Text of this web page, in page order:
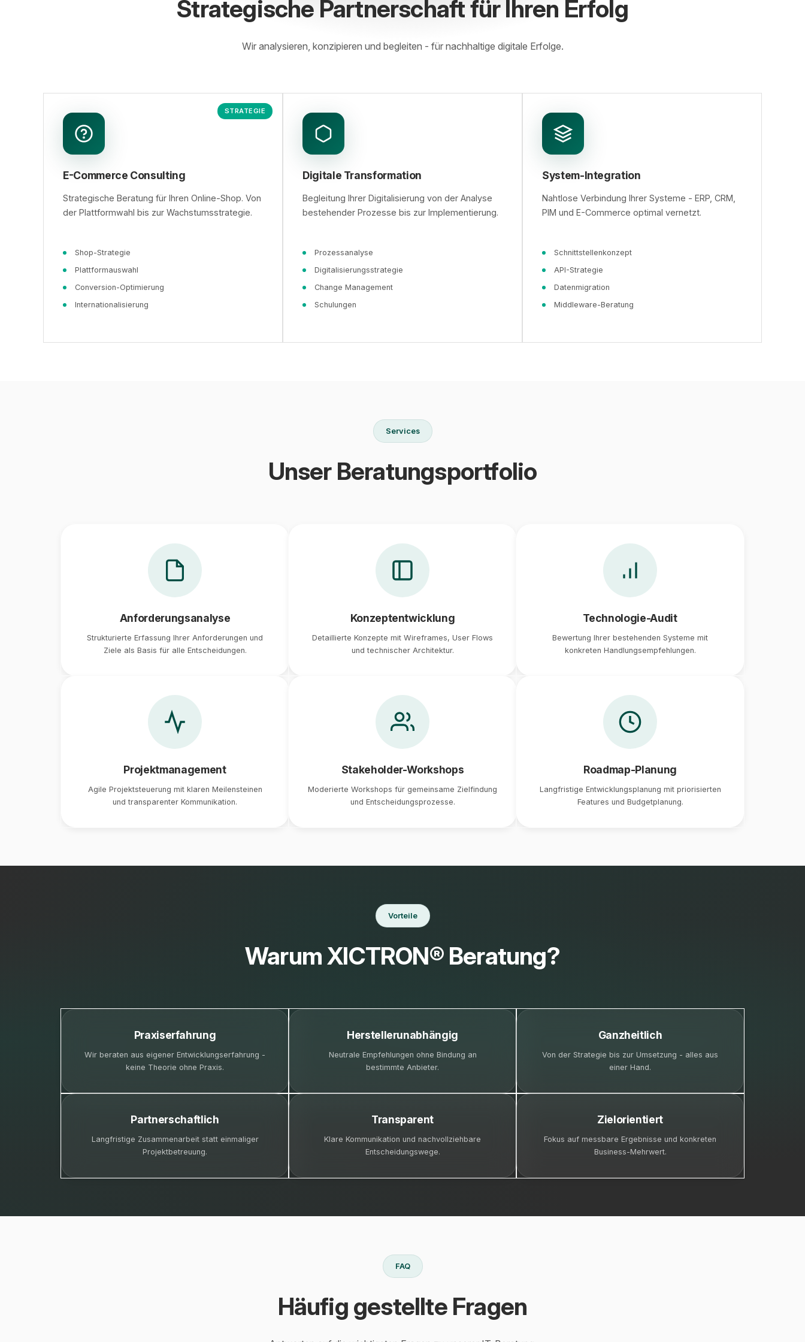
Strategische Partnerschaft für Ihren Erfolg
Wir analysieren, konzipieren und begleiten - für nachhaltige digitale Erfolge.
STRATEGIE
E-Commerce Consulting
Strategische Beratung für Ihren Online-Shop. Von
der Plattformwahl bis zur Wachstumsstrategie.
Shop-Strategie
Plattformauswahl
Conversion-Optimierung
Internationalisierung
Digitale Transformation
Begleitung Ihrer Digitalisierung von der Analyse
bestehender Prozesse bis zur Implementierung.
Prozessanalyse
Digitalisierungsstrategie
Change Management
Schulungen
System-Integration
Nahtlose Verbindung Ihrer Systeme - ERP, CRM,
PIM und E-Commerce optimal vernetzt.
Schnittstellenkonzept
API-Strategie
Datenmigration
Middleware-Beratung
Services
Unser Beratungsportfolio
Anforderungsanalyse
Strukturierte Erfassung Ihrer Anforderungen und
Ziele als Basis für alle Entscheidungen.
Konzeptentwicklung
Detaillierte Konzepte mit Wireframes, User Flows
und technischer Architektur.
Technologie-Audit
Bewertung Ihrer bestehenden Systeme mit
konkreten Handlungsempfehlungen.
Projektmanagement
Agile Projektsteuerung mit klaren Meilensteinen
und transparenter Kommunikation.
Stakeholder-Workshops
Moderierte Workshops für gemeinsame Zielfindung
und Entscheidungsprozesse.
Roadmap-Planung
Langfristige Entwicklungsplanung mit priorisierten
Features und Budgetplanung.
Vorteile
Warum XICTRON® Beratung?
Praxiserfahrung
Wir beraten aus eigener Entwicklungserfahrung -
keine Theorie ohne Praxis.
Herstellerunabhängig
Neutrale Empfehlungen ohne Bindung an
bestimmte Anbieter.
Ganzheitlich
Von der Strategie bis zur Umsetzung - alles aus
einer Hand.
Partnerschaftlich
Langfristige Zusammenarbeit statt einmaliger
Projektbetreuung.
Transparent
Klare Kommunikation und nachvollziehbare
Entscheidungswege.
Zielorientiert
Fokus auf messbare Ergebnisse und konkreten
Business-Mehrwert.
FAQ
Häufig gestellte Fragen